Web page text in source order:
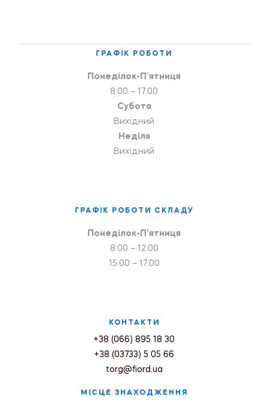
ГРАФІК РОБОТИ
Понеділок-П’ятниця
8.00 – 17.00
Субота
Вихідний
Неділя
Вихідний
ГРАФІК РОБОТИ СКЛАДУ
Понеділок-П’ятниця
8.00 – 12.00
15.00 – 17.00
КОНТАКТИ
+38 (066) 895 18 30
+38 (03733) 5 05 66
torg@fiord.ua
МІСЦЕ ЗНАХОДЖЕННЯ